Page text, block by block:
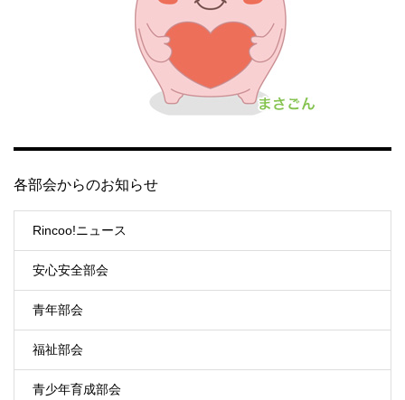
各部会からのお知らせ
Rincoo!ニュース
安心安全部会
青年部会
福祉部会
青少年育成部会